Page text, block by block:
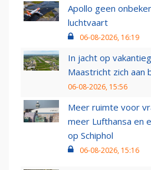
Apollo geen
luchtvaart
06-08-2026, 16:19
In jacht op
Maastricht zich aan
06-08-2026, 15:56
Meer ruimte voor
meer Lufthansa en
op Schiphol
06-08-2026, 15:16